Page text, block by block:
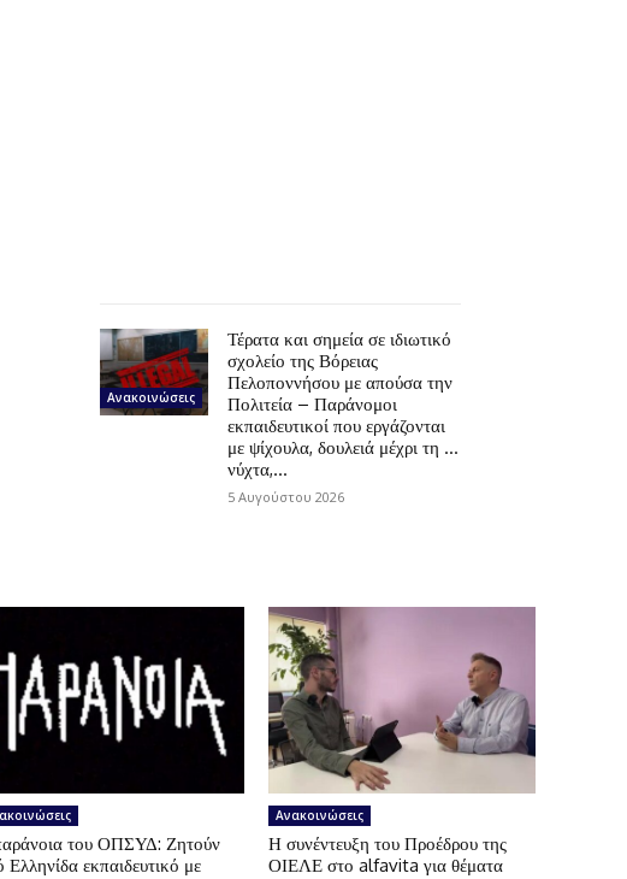
Ανακοινώσεις
Τέρατα και σημεία σε ιδιωτικό
σχολείο της Βόρειας
Πελοποννήσου με απούσα την
Πολιτεία – Παράνομοι
εκπαιδευτικοί που εργάζονται
με ψίχουλα, δουλειά μέχρι τη …
νύχτα,...
5 Αυγούστου 2026
του ΟΠΣΥΔ: Ζητούν
Ελληνίδα εκπαιδευτικό με
Ανακοινώσεις
Η συνέντευξη του Προέδρου της
ΟΙΕΛΕ στο alfavita για θέματα